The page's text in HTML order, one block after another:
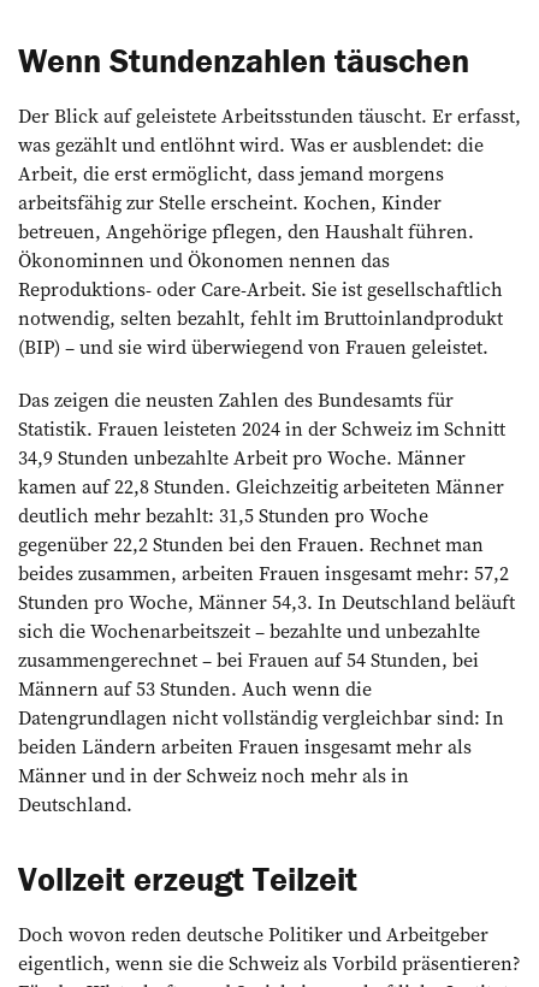
Wenn Stundenzahlen täuschen
Der Blick auf geleistete Arbeitsstunden täuscht. Er erfasst,
was gezählt und entlöhnt wird. Was er ausblendet: die
Arbeit, die erst ermöglicht, dass jemand morgens
arbeitsfähig zur Stelle erscheint. Kochen, Kinder
betreuen, Angehörige pflegen, den Haushalt führen.
Ökonominnen und Ökonomen nennen das
Reproduktions- oder Care-Arbeit. Sie ist gesellschaftlich
notwendig, selten bezahlt, fehlt im Bruttoinlandprodukt
(BIP) – und sie wird überwiegend von Frauen geleistet.
Das zeigen die neusten Zahlen des Bundesamts für
Statistik. Frauen leisteten 2024 in der Schweiz im Schnitt
34,9 Stunden unbezahlte Arbeit pro Woche. Männer
kamen auf 22,8 Stunden. Gleichzeitig arbeiteten Männer
deutlich mehr bezahlt: 31,5 Stunden pro Woche
gegenüber 22,2 Stunden bei den Frauen. Rechnet man
beides zusammen, arbeiten Frauen insgesamt mehr: 57,2
Stunden pro Woche, Männer 54,3. In Deutschland beläuft
sich die Wochenarbeitszeit – bezahlte und unbezahlte
zusammengerechnet – bei Frauen auf 54 Stunden, bei
Männern auf 53 Stunden. Auch wenn die
Datengrundlagen nicht vollständig vergleichbar sind: In
beiden Ländern arbeiten Frauen insgesamt mehr als
Männer und in der Schweiz noch mehr als in
Deutschland.
Vollzeit erzeugt Teilzeit
Doch wovon reden deutsche Politiker und Arbeitgeber
eigentlich, wenn sie die Schweiz als Vorbild präsentieren?